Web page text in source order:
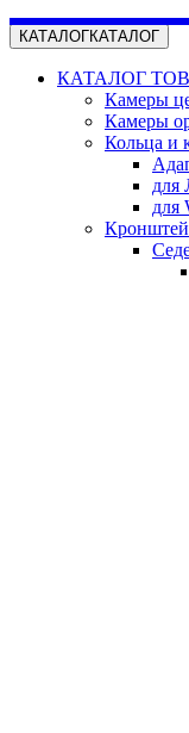
КАТАЛОГКАТАЛОГ
КАТАЛОГ
Камеры
Камеры
Кольца и
для
для